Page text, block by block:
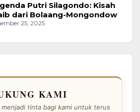
Putri Silagondo: Kisah
dari Bolaang-Mongondow
25, 2025
KAMI
tinta bagi kami untuk terus